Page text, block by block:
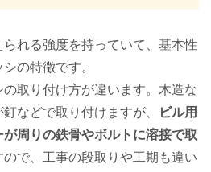
られる強度を持っていて、基本性
の特徴です。
取り付け方が違います。木造な
などで取り付けますが、
ビル用
周りの鉄骨やボルトに溶接で取
ので、工事の段取りや工期も違い